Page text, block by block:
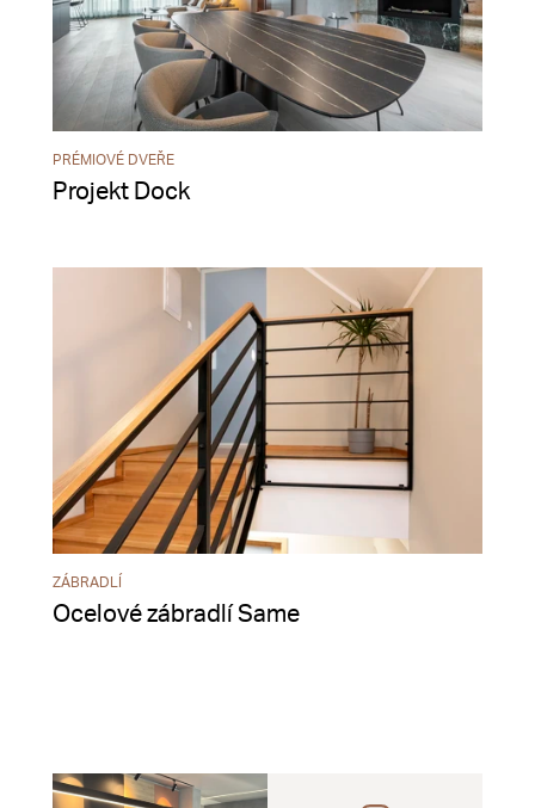
PRÉMIOVÉ DVEŘE
Projekt Dock
ZÁBRADLÍ
Ocelové zábradlí Same